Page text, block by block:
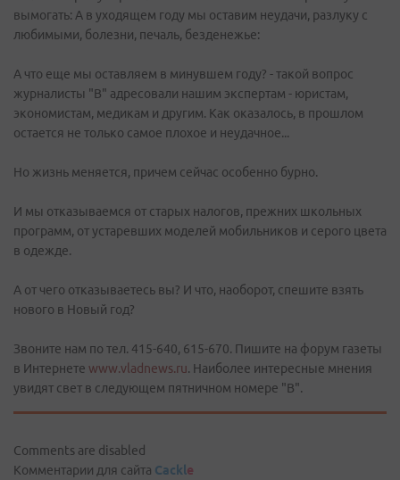
вымогать: А в уходящем году мы оставим неудачи, разлуку с
любимыми, болезни, печаль, безденежье:
А что еще мы оставляем в минувшем году? - такой вопрос
журналисты "В" адресовали нашим экспертам - юристам,
экономистам, медикам и другим. Как оказалось, в прошлом
остается не только самое плохое и неудачное...
Но жизнь меняется, причем сейчас особенно бурно.
И мы отказываемся от старых налогов, прежних школьных
программ, от устаревших моделей мобильников и серого цвета
в одежде.
А от чего отказываетесь вы? И что, наоборот, спешите взять
нового в Новый год?
Звоните нам по тел. 415-640, 615-670. Пишите на форум газеты
в Интернете www.vladnews.ru. Наиболее интересные мнения
увидят свет в следующем пятничном номере "В".
Comments are disabled
Комментарии для сайта Cackle